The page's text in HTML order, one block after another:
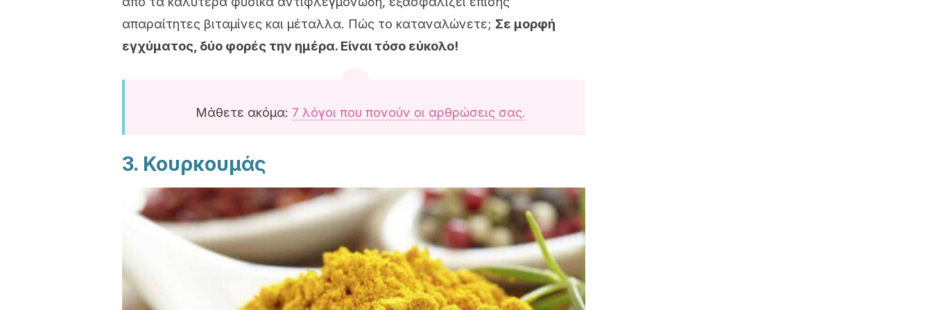
απαραίτητες βιταμίνες και μέταλλα. Πώς το καταναλώνετε; Σε μορφή
εγχύματος, δύο φορές την ημέρα. Είναι τόσο εύκολο!
Μάθετε ακόμα: 7 λόγοι που πονούν οι αρθρώσεις σας.
3. Κουρκουμάς